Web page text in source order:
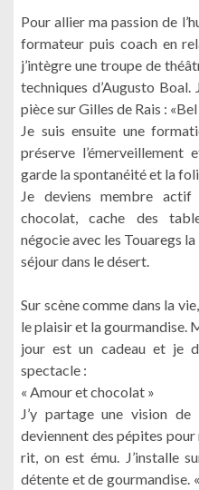
Pour allier ma passion de
formateur puis coach en
j’intègre une troupe de
techniques d’Augusto
pièce sur Gilles de Rais :
Je suis ensuite une
préserve
garde la spontanéité et la
Je deviens membre
chocolat, cache des
négocie avec les Touaregs
séjour dans le désert.
Sur scène comme dans la
le plaisir et la gourmandise.
jour est un cadeau et je
spectacle :
« Amour et chocolat »
J’y partage une vision
deviennent des pépites
rit, on est ému. J’installe
détente et de gourmandise.